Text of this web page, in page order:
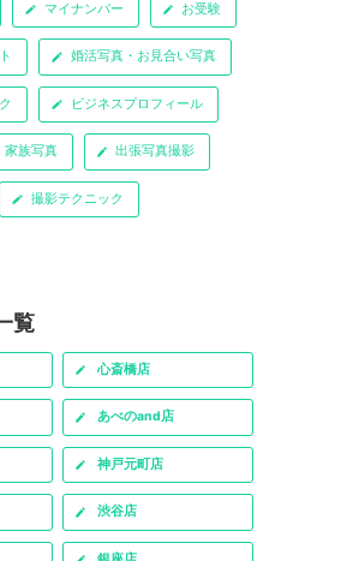
マイナンバー お受験
婚活写真・お見合い写真
ビジネスプロフィール
家族写真 出張写真撮影
撮影テクニック
覧
心斎橋店
あべのand店
神戸元町店
渋谷店